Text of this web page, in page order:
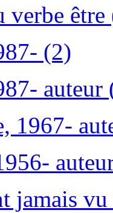
verbe être
(2)
auteur
1967-
jamais